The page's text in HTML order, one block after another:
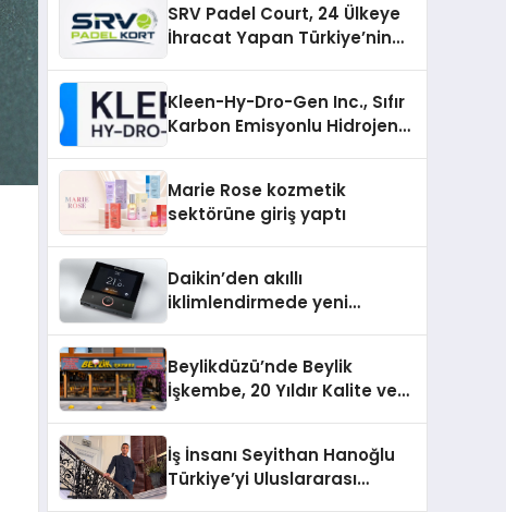
SRV Padel Court, 24 Ülkeye
İhracat Yapan Türkiye’nin
Kleen-Hy-Dro-Gen Inc., Sıfır
Karbon Emisyonlu Hidrojen
Aldı
Marie Rose kozmetik
sektörüne giriş yaptı
Daikin’den akıllı
iklimlendirmede yeni
Beylikdüzü’nde Beylik
İşkembe, 20 Yıldır Kalite ve
İş İnsanı Seyithan Hanoğlu
Türkiye’yi Uluslararası